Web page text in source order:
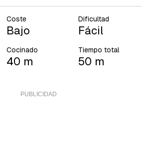
Coste
Bajo
Dificultad
Fácil
Cocinado
40 m
Tiempo total
50 m